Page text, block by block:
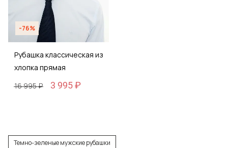
-76%
Рубашка классическая из
хлопка прямая
16 995 ₽
3 995 ₽
Темно-зеленые мужские рубашки